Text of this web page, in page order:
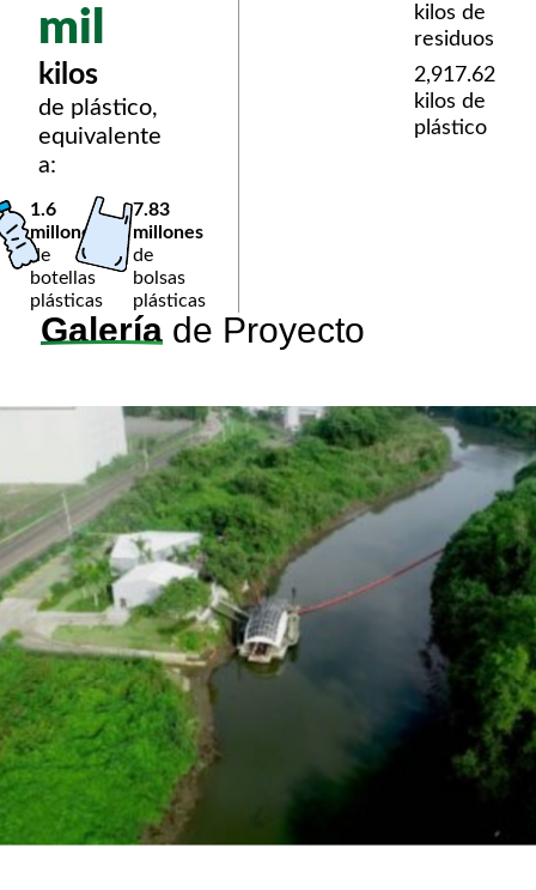
mil
kilos
de plástico,
equivalente
a:
1.6
millones
de
botellas
plásticas
7.83
millones
de
bolsas
plásticas
kilos de
residuos
2,917.62
kilos de
plástico
Galeríade Proyecto